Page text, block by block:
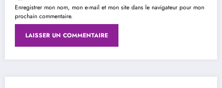
Enregistrer mon nom, mon e-mail et mon site dans le navigateur pour mon
prochain commentaire.